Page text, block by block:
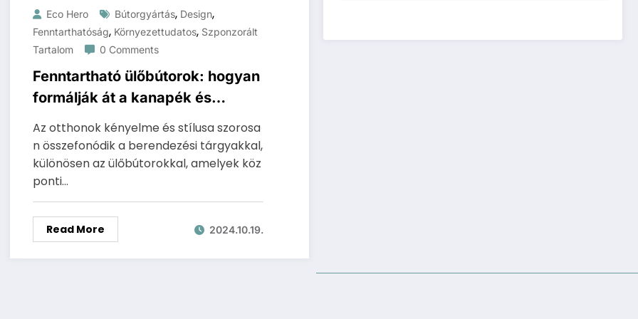
Eco Hero Bútorgyártás, Design,
Fenntarthatóság, Környezettudatos, Szponzorált
Tartalom
0 Comments
Fenntartható ülőbútorok: hogyan
formálják át a kanapék és
sarokkanapék a
környezettudatos
lakberendezést?
Az otthonok kényelme és stílusa szorosa
n összefonódik a berendezési tárgyakkal,
különösen az ülőbútorokkal, amelyek köz
ponti…
Read More 2024.10.19.